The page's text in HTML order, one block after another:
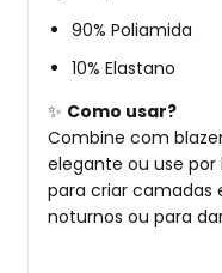
90% Poliamida
10% Elastano
✨ Como usar?
Combine com
elegante ou use
para criar camadas
noturnos ou para